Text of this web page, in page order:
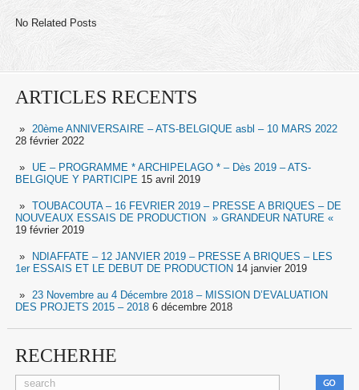
No Related Posts
ARTICLES RECENTS
20ème ANNIVERSAIRE – ATS-BELGIQUE asbl – 10 MARS 2022
28 février 2022
UE – PROGRAMME * ARCHIPELAGO * – Dès 2019 – ATS-
BELGIQUE Y PARTICIPE 15 avril 2019
TOUBACOUTA – 16 FEVRIER 2019 – PRESSE A BRIQUES – DE
NOUVEAUX ESSAIS DE PRODUCTION » GRANDEUR NATURE «
19 février 2019
NDIAFFATE – 12 JANVIER 2019 – PRESSE A BRIQUES – LES
1er ESSAIS ET LE DEBUT DE PRODUCTION 14 janvier 2019
23 Novembre au 4 Décembre 2018 – MISSION D’EVALUATION
DES PROJETS 2015 – 2018 6 décembre 2018
RECHERHE